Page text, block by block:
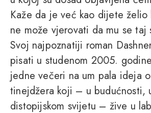
Kaže da je već kao dijete
ne može vjerovati da mu se taj
Svoj najpoznatiji roman
pisati u studenom 2005.
jedne večeri na um pala ideja
tinejdžera koji – u budućnosti,
distopijskom svijetu – žive u